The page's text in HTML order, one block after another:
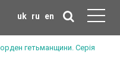
uk ru en
гетьманщини. Серія